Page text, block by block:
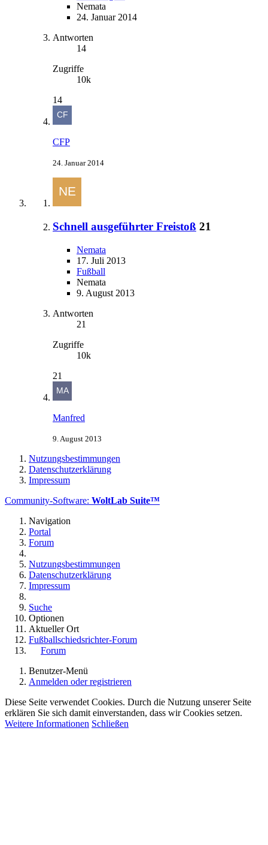
Nemata
24. Januar 2014
Antworten
14
Zugriffe
10k
14
CFP
24. Januar 2014
Schnell ausgeführter Freistoß 21
Nemata
17. Juli 2013
Fußball
Nemata
9. August 2013
Antworten
21
Zugriffe
10k
21
Manfred
9. August 2013
Nutzungsbestimmungen
Datenschutzerklärung
Impressum
Community-Software: WoltLab Suite™
Navigation
Portal
Forum
Nutzungsbestimmungen
Datenschutzerklärung
Impressum
Suche
Optionen
Aktueller Ort
Fußballschiedsrichter-Forum
Forum
Benutzer-Menü
Anmelden oder registrieren
Diese Seite verwendet Cookies. Durch die Nutzung unserer Seite
erklären Sie sich damit einverstanden, dass wir Cookies setzen.
Weitere Informationen Schließen